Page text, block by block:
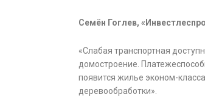
Семён Гоглев,
«Слабая транспортная
домостроение.
появится жилье эконом-
деревообработки».